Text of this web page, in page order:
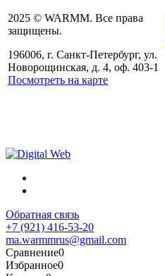
2025 © WARMM. Все права
защищены.
196006, г. Санкт-Петербург, ул.
Новорощинская, д. 4, оф. 403-1
Посмотреть на карте
Обратная связь
+7 (921) 416-53-20
ma.warmmrus@gmail.com
Сравнение0
Избранное0